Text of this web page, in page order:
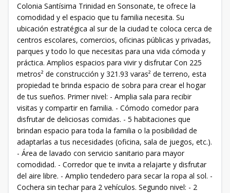
Colonia Santísima Trinidad en Sonsonate, te ofrece la
comodidad y el espacio que tu familia necesita. Su
ubicación estratégica al sur de la ciudad te coloca cerca de
centros escolares, comercios, oficinas públicas y privadas,
parques y todo lo que necesitas para una vida cómoda y
práctica. Amplios espacios para vivir y disfrutar Con 225
metros² de construcción y 321.93 varas² de terreno, esta
propiedad te brinda espacio de sobra para crear el hogar
de tus sueños. Primer nivel: - Amplia sala para recibir
visitas y compartir en familia. - Cómodo comedor para
disfrutar de deliciosas comidas. - 5 habitaciones que
brindan espacio para toda la familia o la posibilidad de
adaptarlas a tus necesidades (oficina, sala de juegos, etc.).
- Área de lavado con servicio sanitario para mayor
comodidad. - Corredor que te invita a relajarte y disfrutar
del aire libre. - Amplio tendedero para secar la ropa al sol. -
Cochera sin techar para 2 vehículos. Segundo nivel: - 2